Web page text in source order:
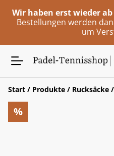
Wir haben erst wieder
Bestellungen werden
um
Start / Produkte / Rucksäcke /
%